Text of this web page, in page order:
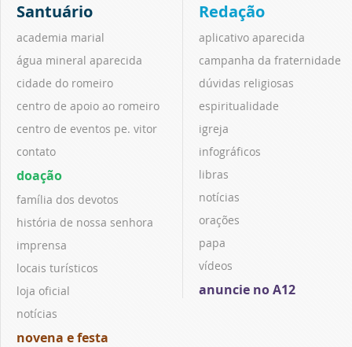
Santuário
academia marial
água mineral aparecida
cidade do romeiro
centro de apoio ao romeiro
centro de eventos pe. vitor
contato
doação
família dos devotos
história de nossa senhora
imprensa
locais turísticos
loja oficial
notícias
novena e festa
Redação
aplicativo aparecida
campanha da fraternidade
dúvidas religiosas
espiritualidade
igreja
infográficos
libras
notícias
orações
papa
vídeos
anuncie no A12